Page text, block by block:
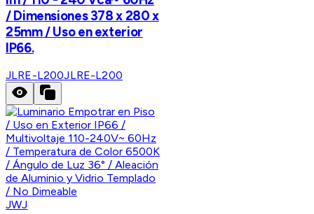
/ Dimensiones 378 x 280 x
25mm / Uso en exterior
IP66.
JLRE-L200JLRE-L200
JWJ